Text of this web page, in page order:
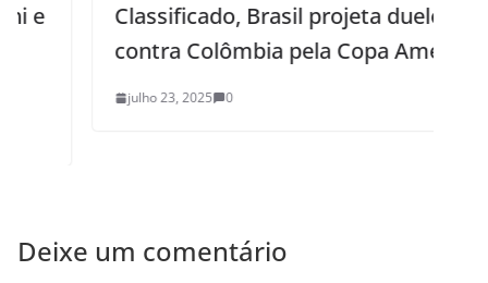
Classificado, Brasil projeta duelo
contra Colômbia pela Copa América
julho 23, 2025 0
Deixe um comentário